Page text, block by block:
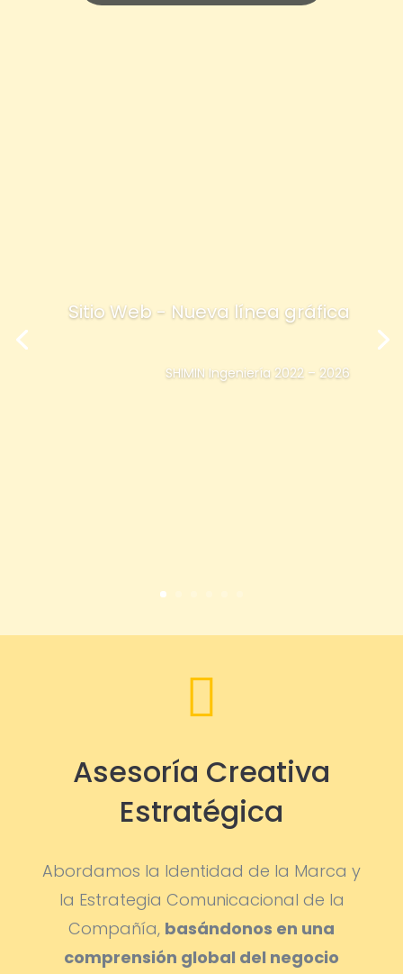
Sitio Web - Nueva línea gráfica
SHIMIN Ingeniería 2022 – 2026

Asesoría Creativa
Estratégica
Abordamos la Identidad de la Marca y
la Estrategia Comunicacional de la
Compañía, basándonos en una
comprensión global del negocio